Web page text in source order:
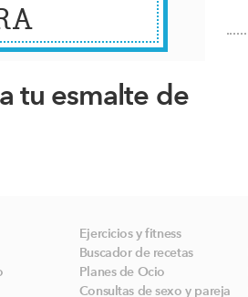
tu esmalte de
Ejercicios y fitness
Buscador de recetas
Planes de Ocio
Consultas de sexo y pareja